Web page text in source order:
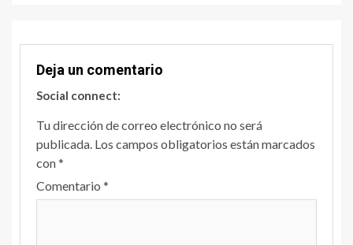
Deja un comentario
Social connect:
Tu dirección de correo electrónico no será
publicada. Los campos obligatorios están marcados
con*
Comentario *